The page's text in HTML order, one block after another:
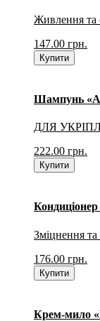
Живлення та
147.00 грн.
Купити
Шампунь
ДЛЯ
222.00 грн.
Купити
Зміцнення та
176.00 грн.
Купити
Крем-мило